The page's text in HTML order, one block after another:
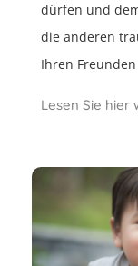
dürfen und
die anderen
Ihren Freunden
Lesen Sie hier